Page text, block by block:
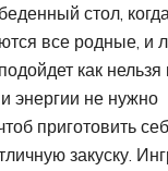
стол,
все родные, и
как нельзя
энергии не нужно
приготовить
закуску.